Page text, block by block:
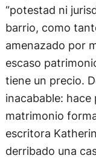
“potestad ni
barrio, como
amenazado por
escaso
tiene un precio.
inacabable: hace
matrimonio
escritora
derribado una